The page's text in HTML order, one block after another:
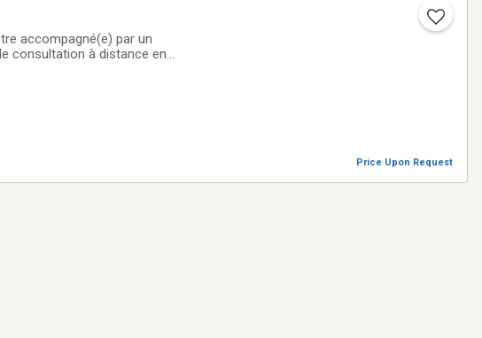
accompagné(e) par un
consultation à distance en
Price Upon Request